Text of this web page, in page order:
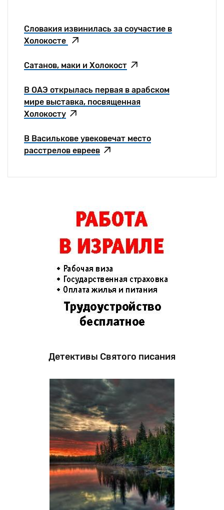
Словакия извинилась за соучастие в
Холокосте
Сатанов, маки и Холокост
В ОАЭ открылась первая в арабском
мире выставка, посвященная
Холокосту
В Василькове увековечат место
расстрелов евреев
Детективы Святого писания